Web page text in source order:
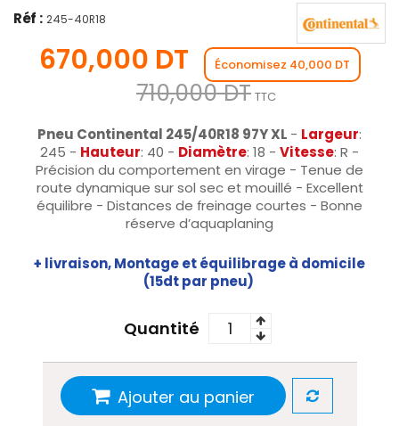
Réf : 245-40R18
670,000 DT Économisez 40,000 DT
710,000 DT TTC
Pneu Continental 245/40R18 97Y XL - Largeur:
245 - Hauteur: 40 - Diamètre: 18 - Vitesse: R -
Précision du comportement en virage - Tenue de
route dynamique sur sol sec et mouillé - Excellent
équilibre - Distances de freinage courtes - Bonne
réserve d’aquaplaning
+ livraison, Montage et équilibrage à domicile
(15dt par pneu)
Quantité
Ajouter au panier